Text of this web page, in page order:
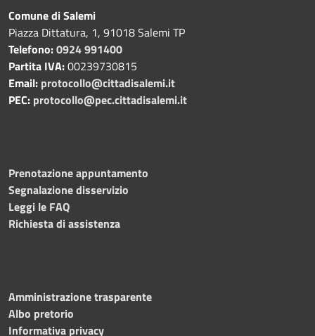
Comune di Salemi
Piazza Dittatura, 1, 91018 Salemi TP
Telefono:0924 991400
Partita IVA:00239730815
Email: protocollo@cittadisalemi.it
PEC: protocollo@pec.cittadisalemi.it
Prenotazione appuntamento
Segnalazione disservizio
Leggi le FAQ
Richiesta di assistenza
Amministrazione trasparente
Albo pretorio
Informativa privacy